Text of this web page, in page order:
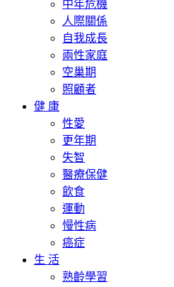
中年危機
人際關係
自我成長
兩性家庭
空巢期
照顧者
健 康
性愛
更年期
失智
醫療保健
飲食
運動
慢性病
癌症
生 活
熟齡學習